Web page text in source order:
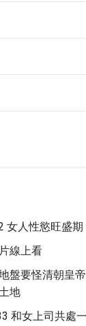
女人性慾旺盛期
線上看
盤要怪清朝皇
地
和女上司共處